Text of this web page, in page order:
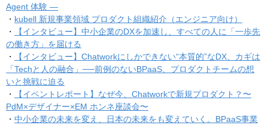
Agent 体験 —
・ kubell 新規事業領域 プロダクト組織紹介（エンジニア向け）
・
【インタビュー】中小企業のDXを加速し、すべての人に「一歩先
の働き方」を届ける
・
【インタビュー】Chatworkにしかできない“本質的”なDX、カギは
「Techと人の融合」──前例のないBPaaS、プロダクトチームの想
いと挑戦に迫る
・
【イベントレポート】なぜ今、Chatworkで新規プロダクト？〜
PdM×デザイナー×EM ホンネ座談会〜
・ 中小企業の未来を変え、日本の未来をも変えていく。BPaaS事業